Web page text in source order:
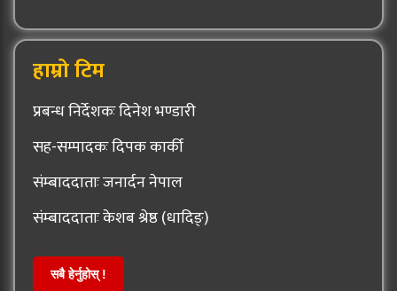
हाम्रो टिम
प्रबन्ध निर्देशकः दिनेश भण्डारी
सह-सम्पादकः दिपक कार्की
संम्बाददाताः जनार्दन नेपाल
संम्बाददाताः केशब श्रेष्ठ (धादिङ्)
सबै हेर्नुहोस् !